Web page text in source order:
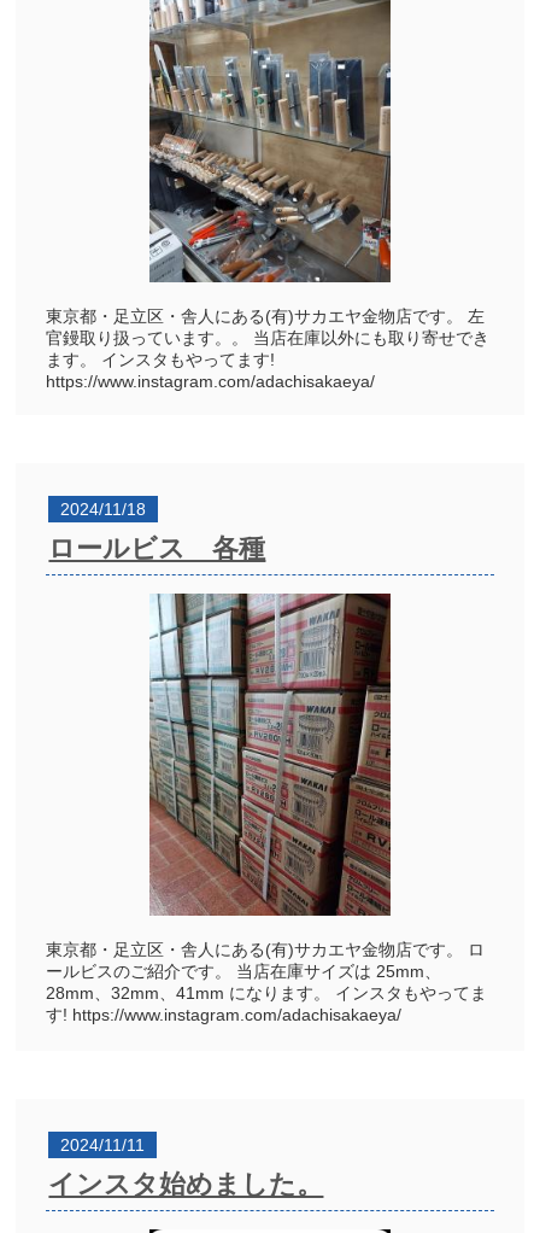
東京都・足立区・舎人にある(有)サカエヤ金物店です。 左
官鏝取り扱っています。。 当店在庫以外にも取り寄せでき
ます。 インスタもやってます!
https://www.instagram.com/adachisakaeya/
2024/11/18
ロールビス 各種
東京都・足立区・舎人にある(有)サカエヤ金物店です。 ロ
ールビスのご紹介です。 当店在庫サイズは 25mm、
28mm、32mm、41mm になります。 インスタもやってま
す! https://www.instagram.com/adachisakaeya/
2024/11/11
インスタ始めました。